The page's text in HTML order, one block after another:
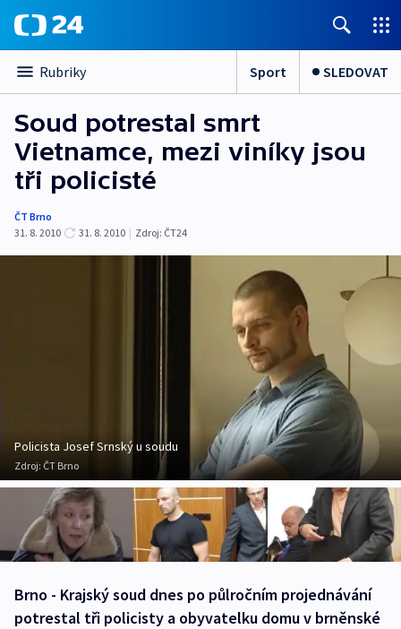
Rubriky Sport SLEDOVAT
Soud potrestal smrt
Vietnamce, mezi viníky jsou
tři policisté
ČT Brno
31. 8. 2010
31. 8. 2010 | Zdroj: ČT24
Policista Josef Srnský u soudu
Zdroj: ČT Brno
Brno - Krajský soud dnes po půlročním projednávání
potrestal tři policisty a obyvatelku domu v brněnské